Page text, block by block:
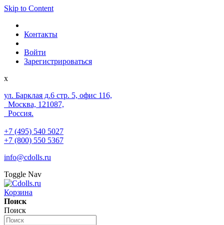
Skip to Content
Контакты
Войти
Зарегистрироваться
x
ул. Барклая д.6 стр. 5, офис 116,
Москва, 121087,
Россия.
+7 (495) 540 5027
+7 (800) 550 5367
info@cdolls.ru
Toggle Nav
Корзина
Поиск
Поиск